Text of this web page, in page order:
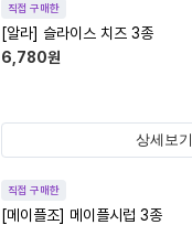
직접 구매한
[알라] 슬라이스 치즈 3종
6,780원
상세보기
직접 구매한
[메이플조] 메이플시럽 3종